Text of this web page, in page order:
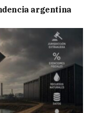
argentina